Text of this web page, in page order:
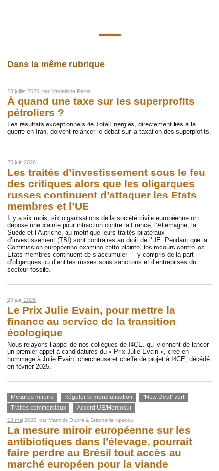
Dans la même rubrique
23 juillet 2026 , par Madeleine Péron
À quand une taxe sur les superprofits
pétroliers ?
Les résultats exceptionnels de TotalEnergies, directement liés à la
guerre en Iran, doivent relancer le débat sur la taxation des superprofits.
25 juin 2026
Les traités d’investissement sous le feu
des critiques alors que les oligarques
russes continuent d’attaquer les Etats
membres et l’UE
Il y a six mois, six organisations de la société civile européenne ont
déposé une plainte pour infraction contre la France, l’Allemagne, la
Suède et l’Autriche, au motif que leurs traités bilatéraux
d’investissement (TBI) sont contraires au droit de l’UE. Pendant que la
Commission européenne examine cette plainte, les recours contre les
États membres continuent de s’accumuler — y compris de la part
d’oligarques ou d’entités russes sous sanctions et d’entreprises du
secteur fossile.
23 juin 2026
Le Prix Julie Evain, pour mettre la
finance au service de la transition
écologique
Nous relayons l’appel de nos collègues de I4CE, qui viennent de lancer
un premier appel à candidatures du « Prix Julie Evain », créé en
hommage à Julie Evain, chercheuse et cheffe de projet à I4CE, décédé
en février 2025.
Mesures miroirs Réguler la mondialisation
"New Deal" vert
Traités commerciaux
Accord UE/Mercosur
13 mai 2026 , par Mathilde Dupré & Stéphanie Kpenou
La mesure miroir européenne sur les
antibiotiques dans l’élevage, pourrait
faire perdre au Brésil tout accès au
marché européen pour la viande